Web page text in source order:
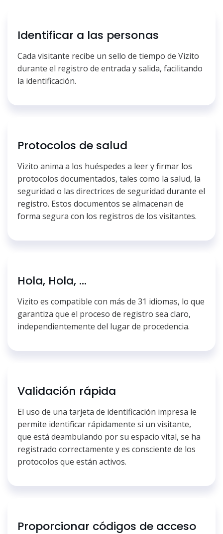
Identificar a las personas
Cada visitante recibe un sello de tiempo de Vizito
durante el registro de entrada y salida, facilitando
la identificación.
Protocolos de salud
Vizito anima a los huéspedes a leer y firmar los
protocolos documentados, tales como la salud, la
seguridad o las directrices de seguridad durante el
registro. Estos documentos se almacenan de
forma segura con los registros de los visitantes.
Hola, Hola, ...
Vizito es compatible con más de 31 idiomas, lo que
garantiza que el proceso de registro sea claro,
independientemente del lugar de procedencia.
Validación rápida
El uso de una tarjeta de identificación impresa le
permite identificar rápidamente si un visitante,
que está deambulando por su espacio vital, se ha
registrado correctamente y es consciente de los
protocolos que están activos.
Proporcionar códigos de acceso